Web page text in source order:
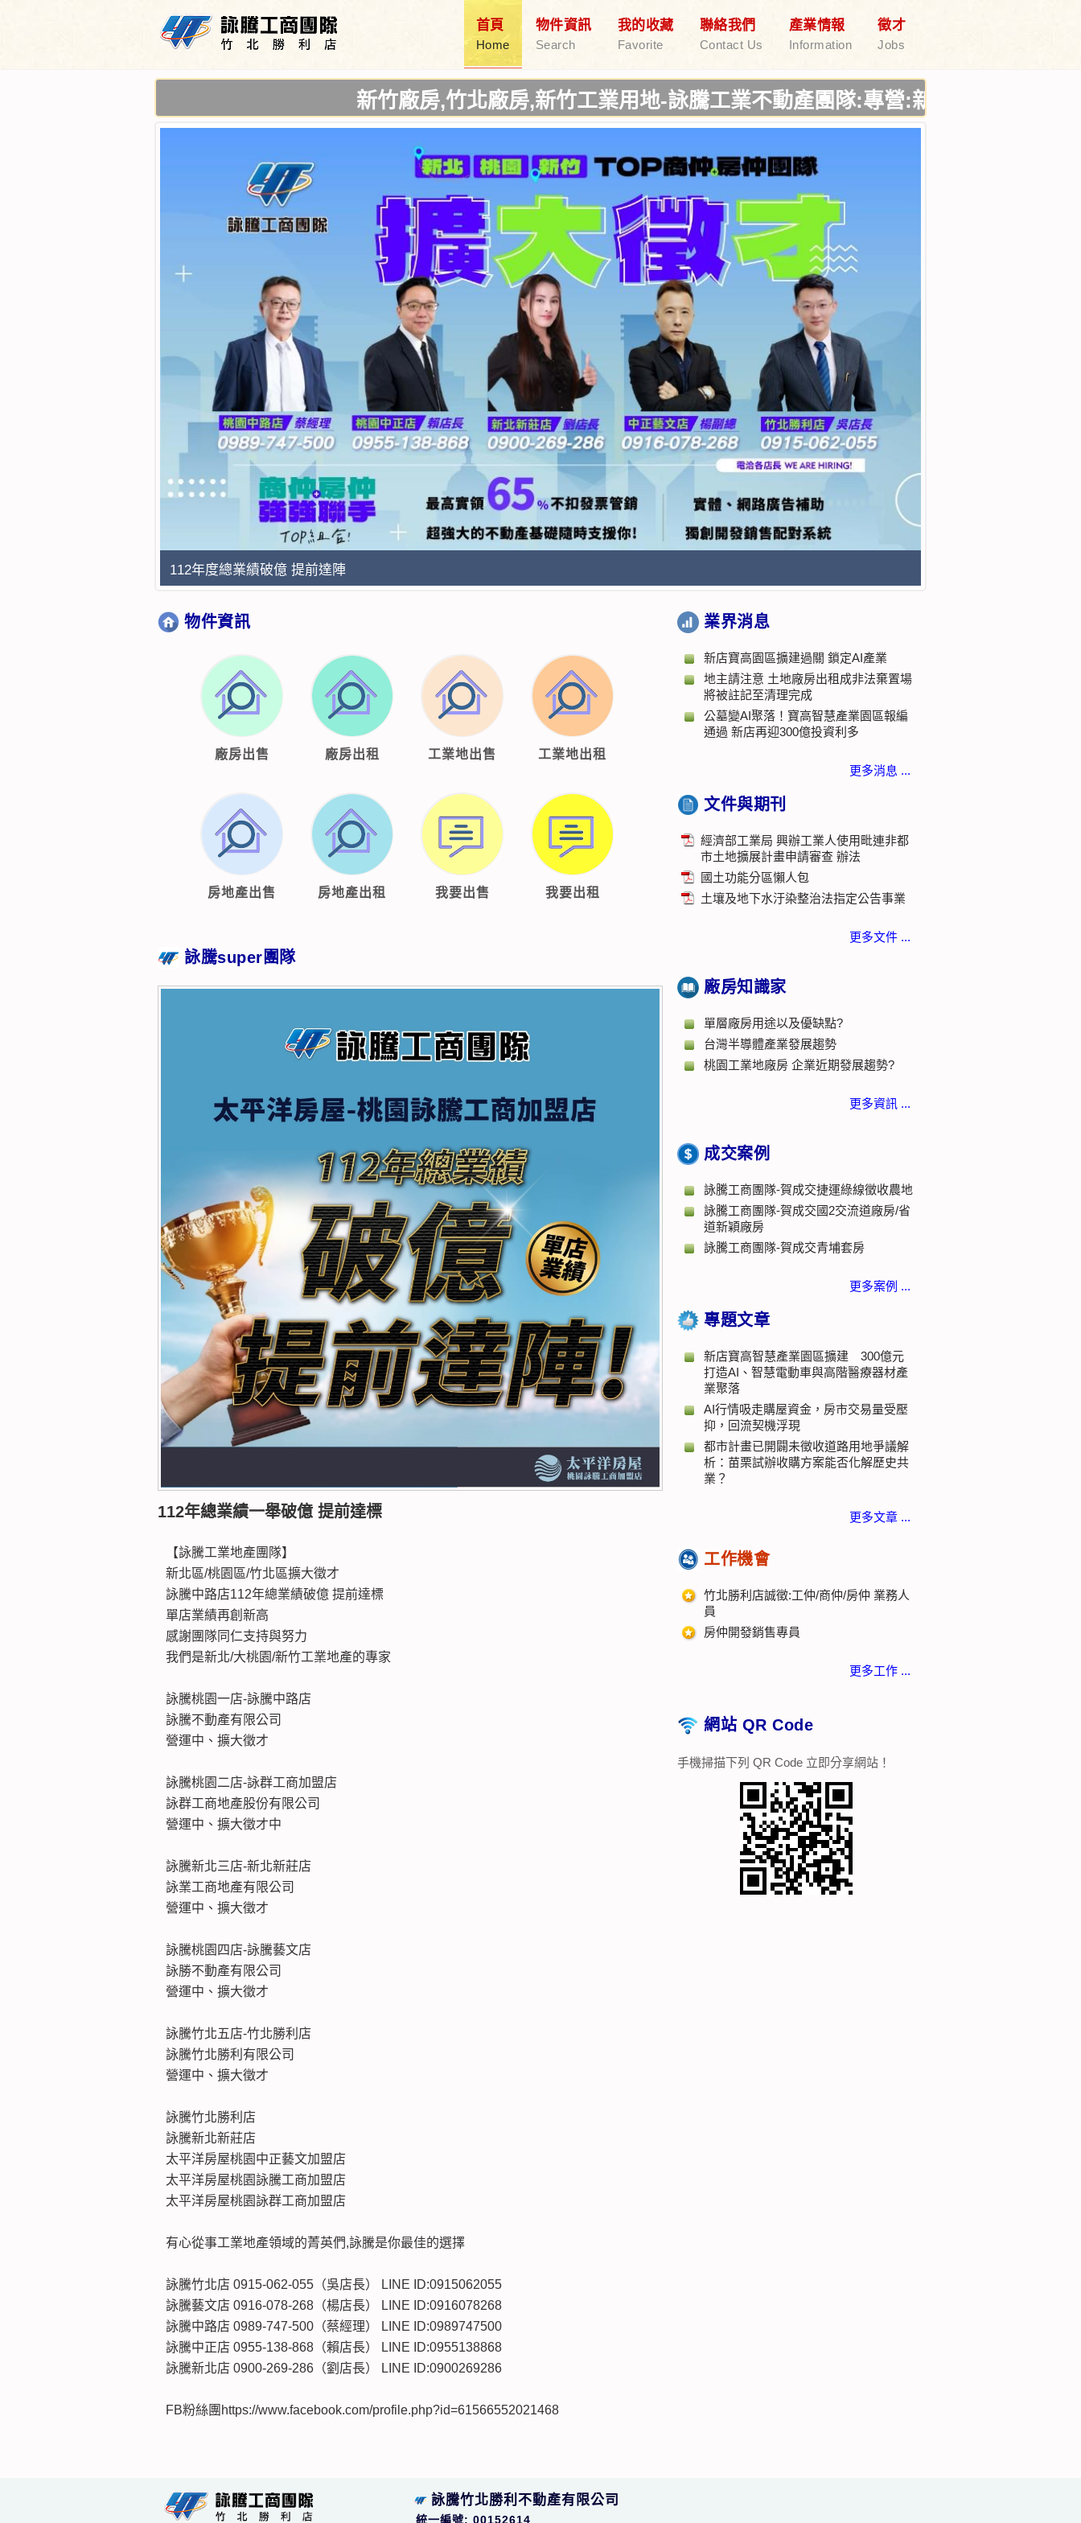
首頁
Home
物件資訊
Search
我的收藏
Favorite
聯絡我們
Contact Us
產業情報
Information
徵才
Jobs
新竹廠房,竹北廠房,新竹工業用地-詠騰工業不動產團隊:專營:新竹廠房出售,新竹廠房出
112年度總業績破億 提前達陣
物件資訊
廠房出售 廠房出租 工業地出售 工業地出租
房地產出售 房地產出租 我要出售 我要出租
詠騰super團隊
112年總業績一舉破億 提前達標
【詠騰工業地產團隊】
新北區/桃園區/竹北區擴大徵才
詠騰中路店112年總業績破億 提前達標
單店業績再創新高
感謝團隊同仁支持與努力
我們是新北/大桃園/新竹工業地產的專家
詠騰桃園一店-詠騰中路店
詠騰不動產有限公司
營運中、擴大徵才
詠騰桃園二店-詠群工商加盟店
詠群工商地產股份有限公司
營運中、擴大徵才中
詠騰新北三店-新北新莊店
詠業工商地產有限公司
營運中、擴大徵才
詠騰桃園四店-詠騰藝文店
詠勝不動產有限公司
營運中、擴大徵才
詠騰竹北五店-竹北勝利店
詠騰竹北勝利有限公司
營運中、擴大徵才
詠騰竹北勝利店
詠騰新北新莊店
太平洋房屋桃園中正藝文加盟店
太平洋房屋桃園詠騰工商加盟店
太平洋房屋桃園詠群工商加盟店
有心從事工業地產領域的菁英們,詠騰是你最佳的選擇
詠騰竹北店 0915-062-055（吳店長） LINE ID:0915062055
詠騰藝文店 0916-078-268（楊店長） LINE ID:0916078268
詠騰中路店 0989-747-500（蔡經理） LINE ID:0989747500
詠騰中正店 0955-138-868（賴店長） LINE ID:0955138868
詠騰新北店 0900-269-286（劉店長） LINE ID:0900269286
FB粉絲團https://www.facebook.com/profile.php?id=61566552021468
業界消息
新店寶高園區擴建過關 鎖定AI產業
地主請注意 土地廠房出租成非法棄置場
將被註記至清理完成
公墓變AI聚落！寶高智慧產業園區報編
通過 新店再迎300億投資利多
更多消息 ...
文件與期刊
經濟部工業局 興辦工業人使用毗連非都
市土地擴展計畫申請審查 辦法
國土功能分區懶人包
土壤及地下水汙染整治法指定公告事業
更多文件 ...
廠房知識家
單層廠房用途以及優缺點?
台灣半導體產業發展趨勢
桃園工業地廠房 企業近期發展趨勢?
更多資訊 ...
成交案例
詠騰工商團隊-賀成交捷運綠線徵收農地
詠騰工商團隊-賀成交國2交流道廠房/省
道新穎廠房
詠騰工商團隊-賀成交青埔套房
更多案例 ...
專題文章
新店寶高智慧產業園區擴建 300億元
打造AI、智慧電動車與高階醫療器材產
業聚落
AI行情吸走購屋資金，房市交易量受壓
抑，回流契機浮現
都市計畫已開闢未徵收道路用地爭議解
析：苗栗試辦收購方案能否化解歷史共
業？
更多文章 ...
工作機會
竹北勝利店誠徵:工仲/商仲/房仲 業務人
員
房仲開發銷售專員
更多工作 ...
網站 QR Code
手機掃描下列 QR Code 立即分享網站！
詠騰竹北勝利不動產有限公司
統一編號: 00152614